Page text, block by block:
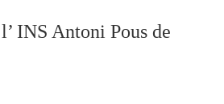
INS Antoni Pous de